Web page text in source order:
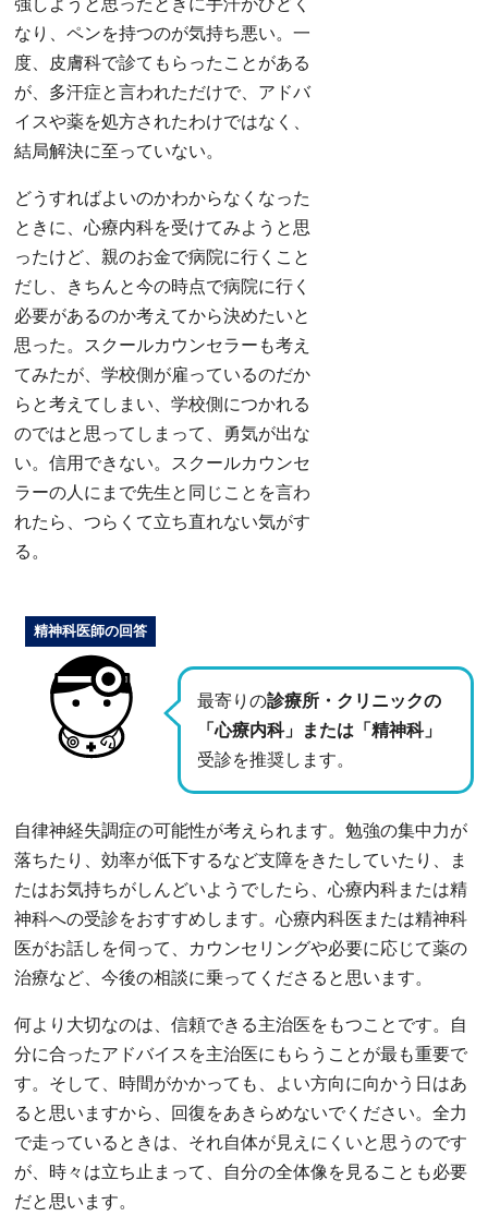
強しようと思ったときに手汗がひどく
なり、ペンを持つのが気持ち悪い。一
度、皮膚科で診てもらったことがある
が、多汗症と言われただけで、アドバ
イスや薬を処方されたわけではなく、
結局解決に至っていない。
どうすればよいのかわからなくなった
ときに、心療内科を受けてみようと思
ったけど、親のお金で病院に行くこと
だし、きちんと今の時点で病院に行く
必要があるのか考えてから決めたいと
思った。スクールカウンセラーも考え
てみたが、学校側が雇っているのだか
らと考えてしまい、学校側につかれる
のではと思ってしまって、勇気が出な
い。信用できない。スクールカウンセ
ラーの人にまで先生と同じことを言わ
れたら、つらくて立ち直れない気がす
る。
最寄りの診療所・クリニックの
「心療内科」または「精神科」
受診を推奨します。
精神科医師の回答
自律神経失調症の可能性が考えられます。勉強の集中力が
落ちたり、効率が低下するなど支障をきたしていたり、ま
たはお気持ちがしんどいようでしたら、心療内科または精
神科への受診をおすすめします。心療内科医または精神科
医がお話しを伺って、カウンセリングや必要に応じて薬の
治療など、今後の相談に乗ってくださると思います。
何より大切なのは、信頼できる主治医をもつことです。自
分に合ったアドバイスを主治医にもらうことが最も重要で
す。そして、時間がかかっても、よい方向に向かう日はあ
ると思いますから、回復をあきらめないでください。全力
で走っているときは、それ自体が見えにくいと思うのです
が、時々は立ち止まって、自分の全体像を見ることも必要
だと思います。